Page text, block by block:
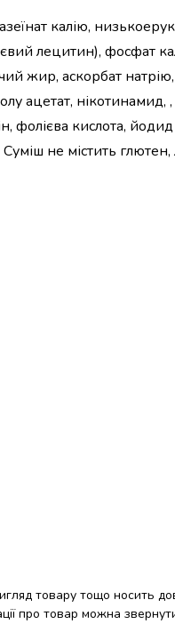
калію,
лецитин), фосфат
жир, аскорбат
ацетат, нікотинамид,
фолієва кислота,
не містить глютен,
товару тощо носить
про товар можна